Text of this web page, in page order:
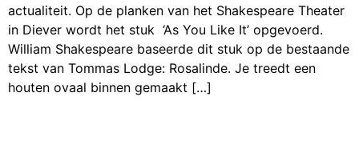
actualiteit. Op de planken van het Shakespeare Theater
in Diever wordt het stuk ‘As You Like It’ opgevoerd.
William Shakespeare baseerde dit stuk op de bestaande
tekst van Tommas Lodge: Rosalinde. Je treedt een
houten ovaal binnen gemaakt […]